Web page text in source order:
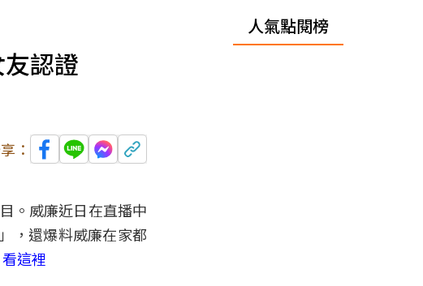
認證
：
。威廉近日在直播中
，還爆料威廉在家都
這裡
人氣點閱榜